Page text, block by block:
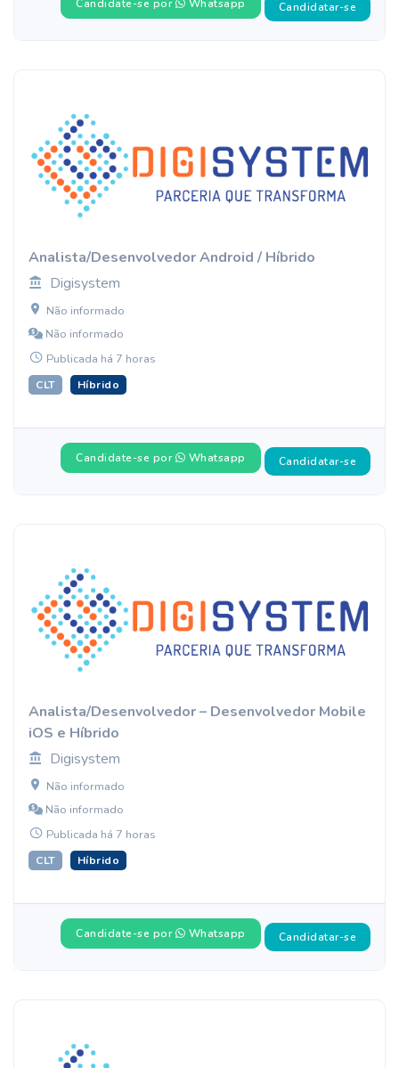
Candidate-se por Whatsapp Candidatar-se
Analista/Desenvolvedor Android / Híbrido
Digisystem
Não informado
Não informado
Publicada há 7 horas
CLT Híbrido
Candidate-se por Whatsapp Candidatar-se
Analista/Desenvolvedor – Desenvolvedor Mobile
iOS e Híbrido
Digisystem
Não informado
Não informado
Publicada há 7 horas
CLT Híbrido
Candidate-se por Whatsapp Candidatar-se